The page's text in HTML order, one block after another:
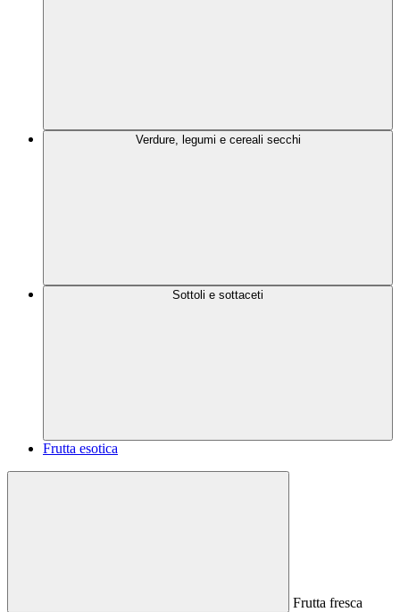
Verdure, legumi e cereali secchi
Sottoli e sottaceti
Frutta esotica
Frutta fresca